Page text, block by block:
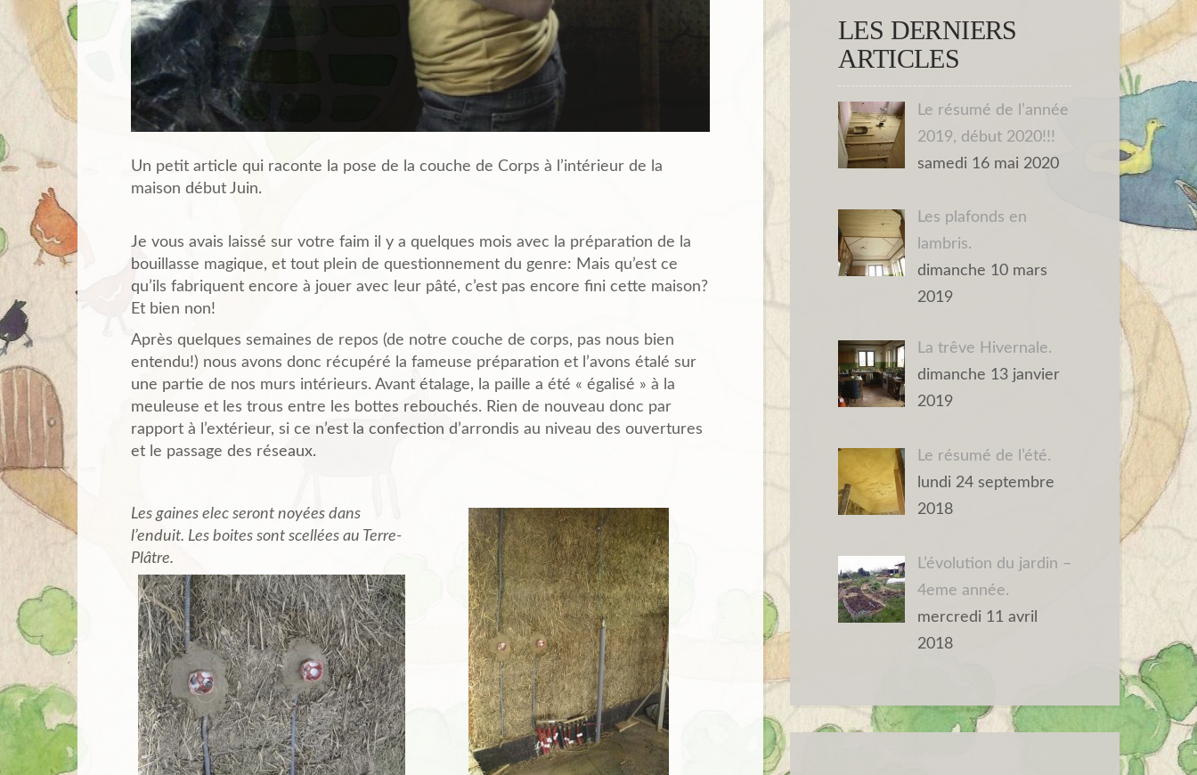
Un petit article qui raconte la pose de la couche de Corps à l’intérieur de la
maison début Juin.
Je vous avais laissé sur votre faim il y a quelques mois avec la préparation de la
bouillasse magique, et tout plein de questionnement du genre: Mais qu’est ce
qu’ils fabriquent encore à jouer avec leur pâté, c’est pas encore fini cette maison?
Et bien non!
Après quelques semaines de repos (de notre couche de corps, pas nous bien
entendu!) nous avons donc récupéré la fameuse préparation et l’avons étalé sur
une partie de nos murs intérieurs. Avant étalage, la paille a été « égalisé » à la
meuleuse et les trous entre les bottes rebouchés. Rien de nouveau donc par
rapport à l’extérieur, si ce n’est la confection d’arrondis au niveau des ouvertures
et le passage des réseaux.
Les gaines elec seront noyées dans
l’enduit. Les boites sont scellées au Terre-
Plâtre.
LES DERNIERS
ARTICLES
Le résumé de l’année
2019, début 2020!!!
samedi 16 mai 2020
Les plafonds en
lambris.
dimanche 10 mars
2019
La trêve Hivernale.
dimanche 13 janvier
2019
Le résumé de l’été.
lundi 24 septembre
2018
L’évolution du jardin –
4eme année.
mercredi 11 avril
2018